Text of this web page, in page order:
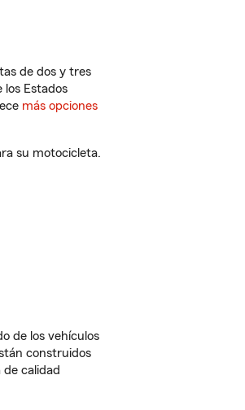
de dos y tres
los Estados
más opciones
su motocicleta.
de los vehículos
construidos
calidad